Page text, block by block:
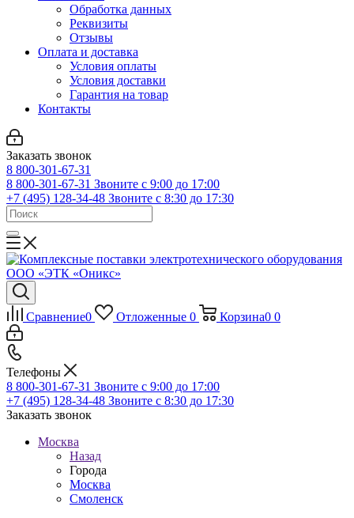
Обработка данных
Реквизиты
Отзывы
Оплата и доставка
Условия оплаты
Условия доставки
Гарантия на товар
Контакты
Заказать звонок
8 800-301-67-31
8 800-301-67-31 Звоните с 9:00 до 17:00
+7 (495) 128-34-48 Звоните с 8:30 до 17:30
Сравнение0 Отложенные 0 Корзина0 0
Телефоны
8 800-301-67-31 Звоните с 9:00 до 17:00
+7 (495) 128-34-48 Звоните с 8:30 до 17:30
Заказать звонок
Москва
Назад
Города
Москва
Смоленск